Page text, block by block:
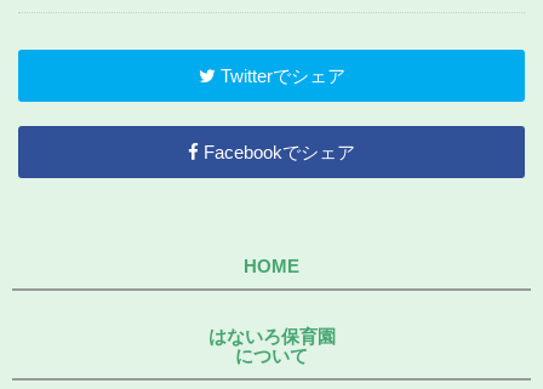
Twitterでシェア
Facebookでシェア
HOME
はないろ保育園
について